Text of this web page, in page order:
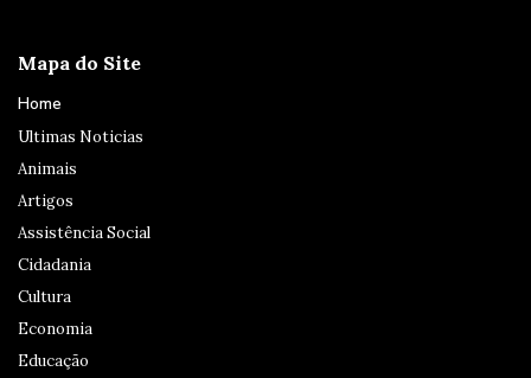
Mapa do Site
Home
Ultimas Noticias
Animais
Artigos
Assistência Social
Cidadania
Cultura
Economia
Educação